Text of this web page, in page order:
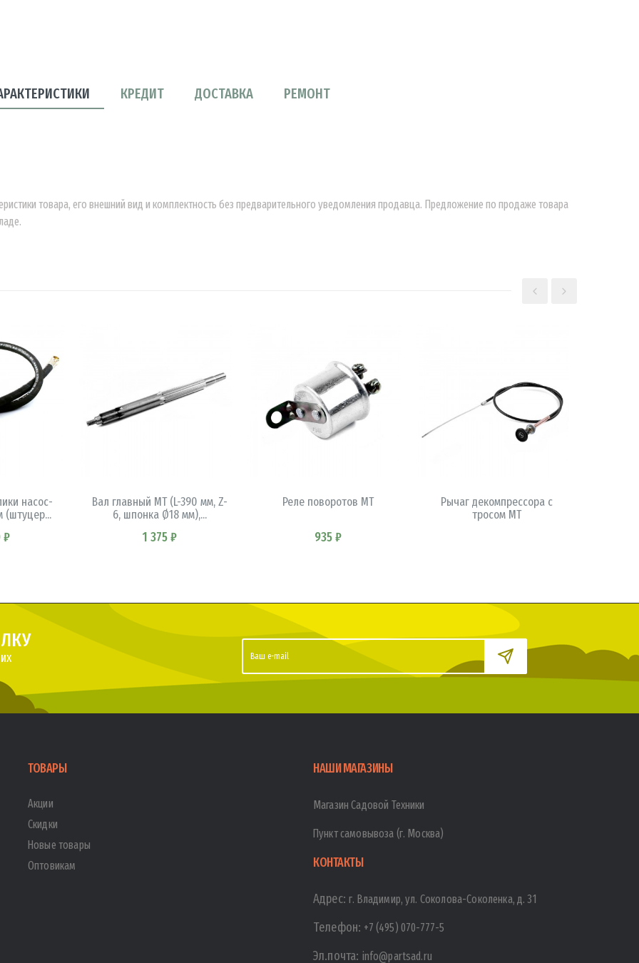
КРЕДИТ ДОСТАВКА РЕМОНТ
товара, его внешний вид и комплектность без предварительного уведомления продавца. Предложение по продаже товара
насос-
(штуцер...
₽
Вал главный МТ (L-390 мм, Z-
6, шпонка Ø18 мм),...
1 375 ₽
Реле поворотов МТ
935 ₽
Рычаг декомпрессора с
тросом МТ
ТОВАРЫ
Акции
Скидки
Новые товары
Оптовикам
НАШИ МАГАЗИНЫ
Магазин Садовой Техники
Пункт самовывоза (г. Москва)
КОНТАКТЫ
Адрес:г. Владимир, ул. Соколова-Соколенка, д. 31
Телефон: +7 (495) 070-777-5
Эл.почта: info@partsad.ru